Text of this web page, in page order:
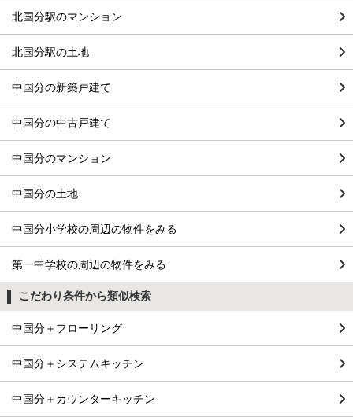
北国分駅のマンション
北国分駅の土地
中国分の新築戸建て
中国分の中古戸建て
中国分のマンション
中国分の土地
中国分小学校の周辺の物件をみる
第一中学校の周辺の物件をみる
こだわり条件から類似検索
中国分＋フローリング
中国分＋システムキッチン
中国分＋カウンターキッチン